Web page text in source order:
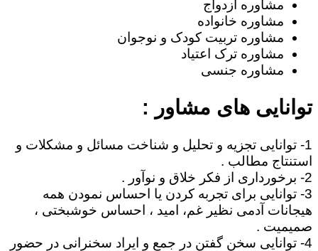
مشاوره ازدواج
مشاوره خانواده
مشاوره تربیت کودک و نوجوان
مشاوره ترک اعتیاد
مشاوره جنسی
توانایی های مشاور :
1- توانایی تجزیه و تحلیل و شناخت مسائل و مشکلات و
استنتاج مطالب .
2- برخورداری از فکر خلاق و نوآور .
3- توانایی برای تجربه کردن یا احساس نمودن همه
هیجانات آدمی نظیر غم، امید ، احساس خوشبختی ،
صمیمیت .
4- توانایی سخن گفتن در جمع و ایراد سخنرانی در حضور